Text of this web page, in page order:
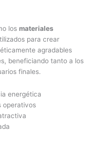
los materiales
para crear
agradables
beneficiando tanto a los
finales.
energética
operativos